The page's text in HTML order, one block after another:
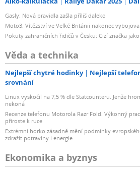
Gasly: Nová pravidla zašla příliš daleko
Moto3: Vítězství ve Velké Británii nakonec
Pokuty zahraničních řidičů v Česku: Cizí značka
Věda a technika
Nejlepší chytré hodinky Nejlepší
srovnání
Linux vyskočil na 7,5 % dle Statcounteru. Jenže
nekoná
Recenze telefonu Motorola Razr Fold. Výkonný
přiroste k ruce
Extrémní horko zásadně mění podmínky
zdražit potraviny i energie
Ekonomika a byznys